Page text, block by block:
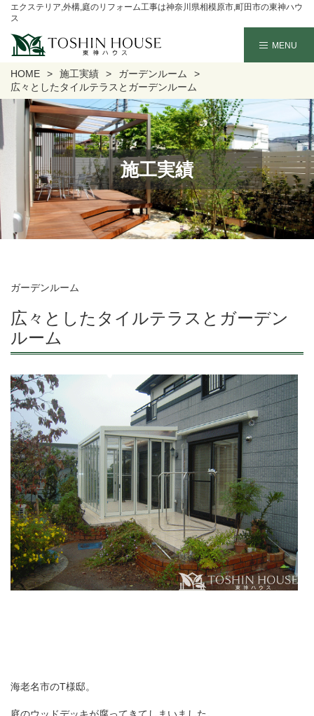
エクステリア,外構,庭のリフォーム工事は神奈川県相模原市,町田市の東神ハウ
ス
HOME 施工実績
ガーデンルーム
広々としたタイルテラスとガーデンルーム
施工実績
ガーデンルーム
広々としたタイルテラスとガーデン
ルーム
海老名市のT様邸。
庭のウッドデッキが腐ってきてしまいました。